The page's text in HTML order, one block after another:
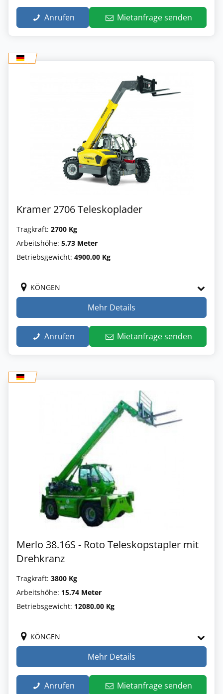
Anrufen Mietanfrage senden
Kramer 2706 Teleskoplader
Tragkraft: 2700 Kg
Arbeitshöhe: 5.73 Meter
Betriebsgewicht: 4900.00 Kg
KÖNGEN
Mehr Details
Anrufen Mietanfrage senden
Merlo 38.16S - Roto Teleskopstapler mit
Drehkranz
Tragkraft: 3800 Kg
Arbeitshöhe: 15.74 Meter
Betriebsgewicht: 12080.00 Kg
KÖNGEN
Mehr Details
Anrufen Mietanfrage senden